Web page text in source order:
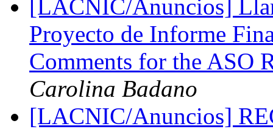
[LACNIC/Anuncios]
Proyecto de Informe
Comments for the ASO
Carolina Badano
[LACNIC/Anuncios]